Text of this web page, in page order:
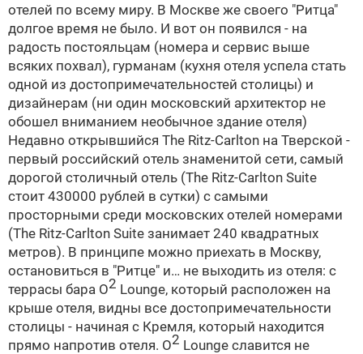
отелей по всему миру. В Москве же своего "Ритца"
долгое время не было. И вот он появился - на
радость постояльцам (номера и сервис выше
всяких похвал), гурманам (кухня отеля успела стать
одной из достопримечательностей столицы) и
дизайнерам (ни один московский архитектор не
обошел вниманием необычное здание отеля)
Недавно открывшийся The Ritz-Carlton на Тверской -
первый российский отель знаменитой сети, самый
дорогой столичный отель (The Ritz-Carlton Suite
стоит 430000 рублей в сутки) с самыми
просторными среди московских отелей номерами
(The Ritz-Carlton Suite занимает 240 квадратных
метров). В принципе можно приехать в Москву,
остановиться в "Ритце" и… не выходить из отеля: с
террасы бара O2 Lounge, который расположен на
крыше отеля, видны все достопримечательности
столицы - начиная с Кремля, который находится
прямо напротив отеля. O2 Lounge славится не